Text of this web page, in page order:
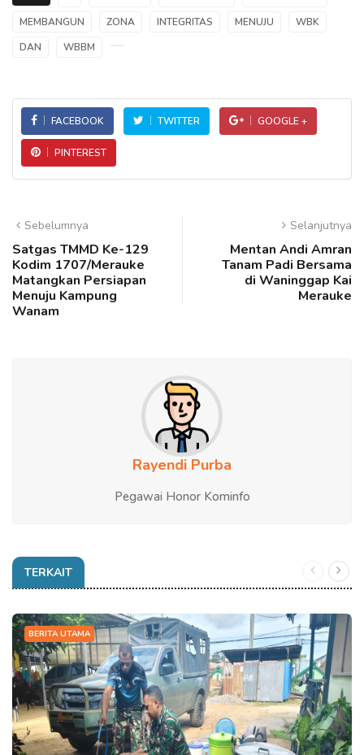
MEMBANGUN
ZONA INTEGRITAS MENUJU
WBK
DAN
WBBM
FACEBOOK TWITTER GOOGLE +
PINTEREST
Sebelumnya
Satgas TMMD Ke-129
Kodim 1707/Merauke
Matangkan Persiapan
Menuju Kampung
Wanam
Selanjutnya
Mentan Andi Amran
Tanam Padi Bersama
di Waninggap Kai
Merauke
Rayendi Purba
Pegawai Honor Kominfo
TERKAIT
BERITA UTAMA